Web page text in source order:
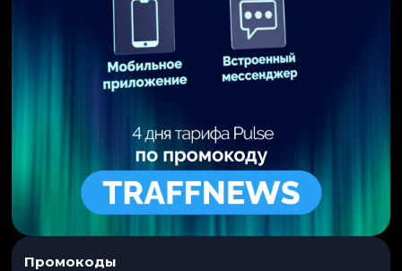
Промокоды